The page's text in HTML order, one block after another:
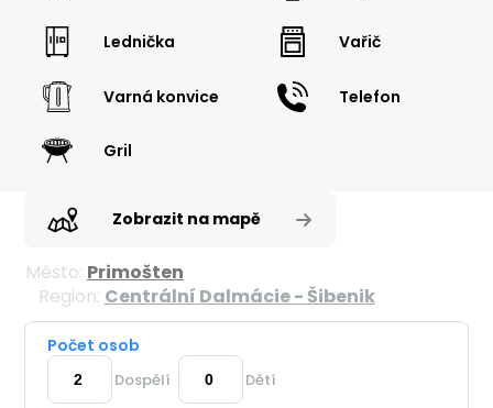
Lednička Vařič
Varná konvice Telefon
Gril
Zobrazit na mapě
Město: Primošten
Region: Centrální Dalmácie - Šibenik
Počet osob
Dospělí Dětí